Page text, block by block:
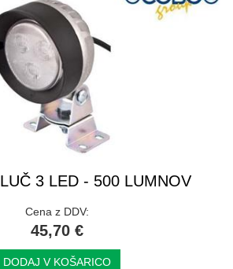
3 LED - 500 LUMNOV
Cena z DDV:
45,70 €
DODAJ V KOŠARICO